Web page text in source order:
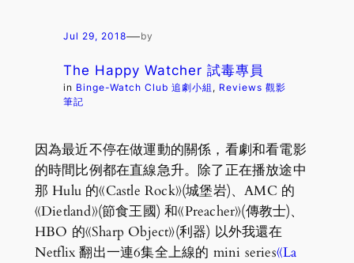
Jul 29, 2018—by
The Happy Watcher 試毒專員
in Binge-Watch Club 追劇小組 , Reviews 觀影
筆記
因為最近不停在做運動的關係，看劇和看電影
的時間比例都在直線急升。除了正在播放途中
那 Hulu 的《Castle Rock》(城堡岩)、AMC 的
《Dietland》(節食王國) 和《Preacher》(傳教士)、
HBO 的《Sharp Object》(利器) 以外我還在
Netflix 翻出一連6集全上線的 mini series《La